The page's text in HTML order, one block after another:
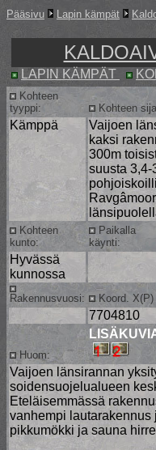
Pääsivu Lapin kämpät
LAPIN KÄMPÄT
Kohteen
tyyppi:
Kohteen
Kämppä
Vaijoen
kaksi
300m
suusta 3,4-
Kohteen
kunto:
Paikalla
käynti:
Hyvässä
kunnossa
Rakennusvuosi: Koord. X(P)
7704810
Huom:
Vaijoen länsirannan
soidensuojelualueen
Eteläisemmässä
vanhempi lautarakennus
pikkumökki ja sauna